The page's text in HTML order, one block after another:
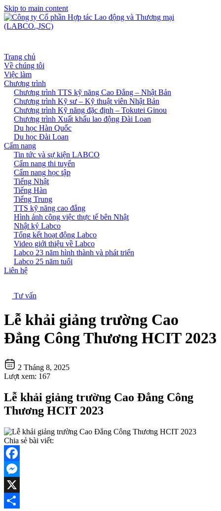
Skip to main content
Trang chủ
Về chúng tôi
Việc làm
Chương trình
Chương trình TTS kỹ năng Cao Đẳng – Nhật Bản
Chương trình Kỹ sư – Kỹ thuật viên Nhật Bản
Chương trình Kỹ năng đặc định – Tokutei Ginou
Chương trình Xuất khẩu lao động Đài Loan
Du học Hàn Quốc
Du học Đài Loan
Cẩm nang
Tin tức và sự kiện LABCO
Cẩm nang thi tuyển
Cẩm nang học tập
Tiếng Nhật
Tiếng Hàn
Tiếng Trung
TTS kỹ năng cao đẳng
Hình ảnh công việc thực tế bên Nhật
Nhật ký Labco
Tổng kết hoạt động Labco
Video giới thiệu về Labco
Labco 23 năm hình thành và phát triển
Labco 25 năm tuổi
Liên hệ
Tư vấn
Lễ khải giảng trường Cao
Đẳng Công Thương HCIT 2023
2 Tháng 8, 2025
Lượt xem: 167
Lễ khải giảng trường Cao Đẳng Công
Thương HCIT 2023
Chia sẻ bài viết:
Facebook
Messenger
X